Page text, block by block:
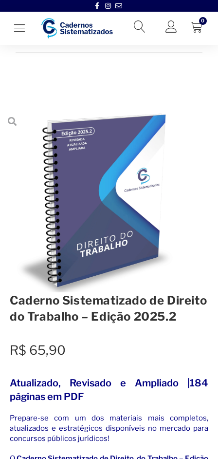
0
Caderno Sistematizado de Direito
do Trabalho – Edição 2025.2
R$ 65,90
Atualizado, Revisado e Ampliado |184
páginas em PDF
Prepare-se com um dos materiais mais completos,
atualizados e estratégicos disponíveis no mercado para
concursos públicos jurídicos!